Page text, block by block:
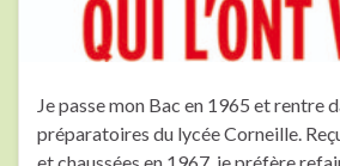
Je passe mon Bac en 1965 et rentre
préparatoires du lycée Corneille.